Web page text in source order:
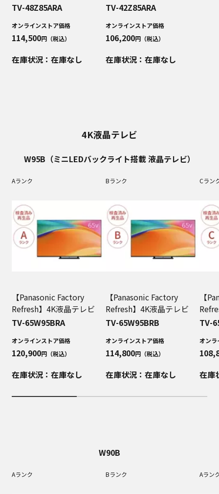
TV-48Z85ARA
オンラインストア価格
114,500円（税込）
在庫状況：在庫なし
TV-42Z85ARA
オンラインストア価格
106,200円（税込）
在庫状況：在庫なし
4K液晶テレビ
W95B（ミニLEDバックライト搭載 液晶テレビ）
Aランク
【Panasonic Factory
Refresh】4K液晶テレビ
TV-65W95BRA
オンラインストア価格
120,900円（税込）
在庫状況：在庫なし
Bランク
【Panasonic Factory
Refresh】4K液晶テレビ
TV-65W95BRB
オンラインストア価格
114,800円（税込）
在庫状況：在庫なし
Cラン
【
TV-
オンラ
在庫
W90B
Aランク Bランク Aラン